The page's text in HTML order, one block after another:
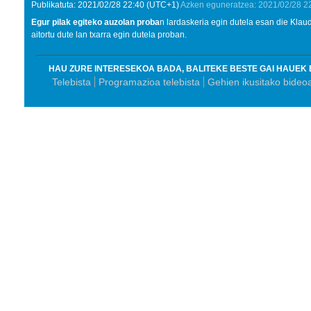
Publikatuta: 2021/02/28 22:40 (UTC+1)Azken eguneratzea: 2021/02/28
Egur pilak egiteko auzolan proban lardaskeria egin dutela esan die
aitortu dute lan txarra egin dutela proban.
HAU ZURE INTERESEKOA BADA, BALITEKE BESTE GAI HAUEK
Telebista Programazioa telebista Gehien ikusitako